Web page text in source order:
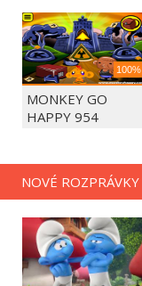
100%
MONKEY GO
HAPPY 954
NOVÉ ROZPRÁVKY